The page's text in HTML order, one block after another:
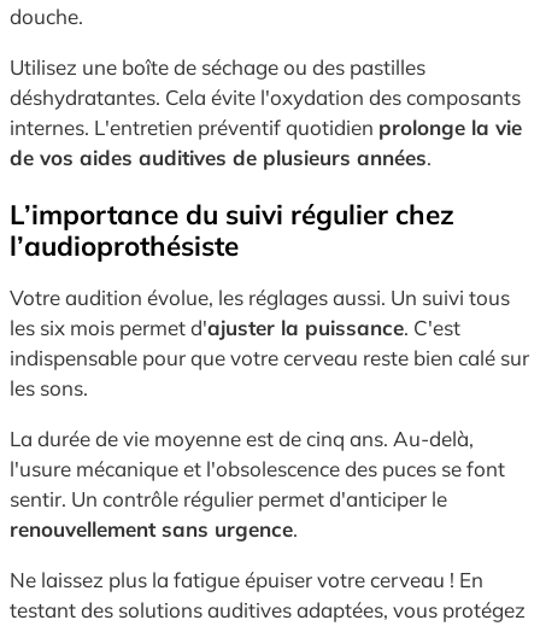
douche.
Utilisez une boîte de séchage ou des pastilles
déshydratantes. Cela évite l'oxydation des composants
internes. L'entretien préventif quotidien prolonge la vie
de vos aides auditives de plusieurs années.
L’importance du suivi régulier chez
l’audioprothésiste
Votre audition évolue, les réglages aussi. Un suivi tous
les six mois permet d'ajuster la puissance. C'est
indispensable pour que votre cerveau reste bien calé sur
les sons.
La durée de vie moyenne est de cinq ans. Au-delà,
l'usure mécanique et l'obsolescence des puces se font
sentir. Un contrôle régulier permet d'anticiper le
renouvellement sans urgence.
Ne laissez plus la fatigue épuiser votre cerveau ! En
testant des solutions auditives adaptées, vous protégez